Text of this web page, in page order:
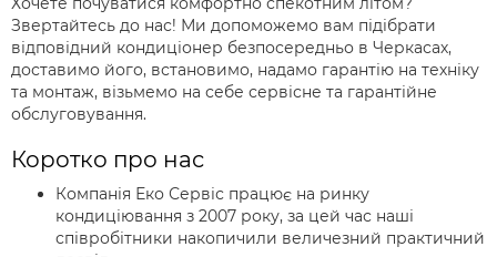
Звертайтесь до нас! Ми допоможемо вам підібрати
відповідний кондиціонер безпосередньо в Черкасах,
доставимо його, встановимо, надамо гарантію на техніку
та монтаж, візьмемо на себе сервісне та гарантійне
обслуговування.
Коротко про нас
Компанія Еко Сервіс працює на ринку
кондиціювання з 2007 року, за цей час наші
співробітники накопичили величезний практичний